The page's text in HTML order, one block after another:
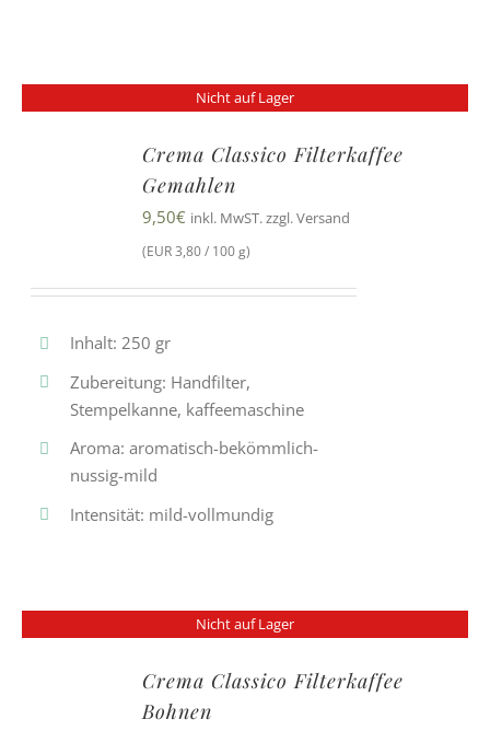
Nicht auf Lager
Crema Classico Filterkaffee
Gemahlen
9,50€ inkl. MwST. zzgl. Versand
(EUR 3,80 / 100 g)
Inhalt: 250 gr
Zubereitung: Handfilter,
Stempelkanne, kaffeemaschine
Aroma: aromatisch-bekömmlich-
nussig-mild
Intensität: mild-vollmundig
Nicht auf Lager
Crema Classico Filterkaffee
Bohnen